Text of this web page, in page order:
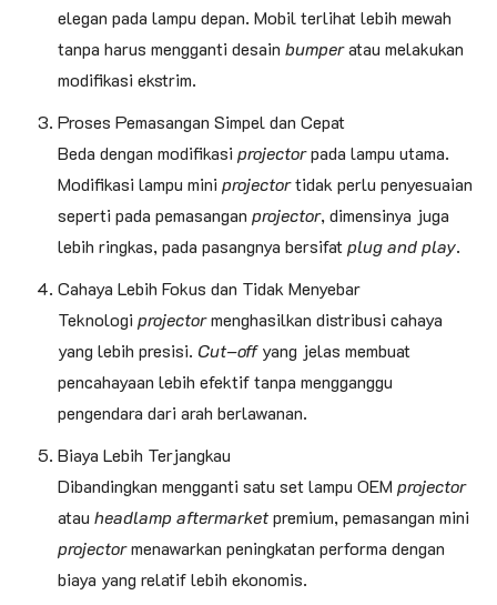
elegan pada lampu depan. Mobil terlihat lebih mewah
tanpa harus mengganti desain bumperatau melakukan
modifikasi ekstrim.
Proses Pemasangan Simpel dan Cepat
Beda dengan modifikasi projectorpada lampu utama.
Modifikasi lampu mini projectortidak perlu penyesuaian
seperti pada pemasangan projector, dimensinya juga
lebih ringkas, pada pasangnya bersifatplug and play.
Cahaya Lebih Fokus dan Tidak Menyebar
Teknologi projectormenghasilkan distribusi cahaya
yang lebih presisi. Cut–offyang jelas membuat
pencahayaan lebih efektif tanpa mengganggu
pengendara dari arah berlawanan.
Biaya Lebih Terjangkau
Dibandingkan mengganti satu set lampu OEM projector
atau headlamp aftermarketpremium, pemasangan mini
projectormenawarkan peningkatan performa dengan
biaya yang relatif lebih ekonomis.